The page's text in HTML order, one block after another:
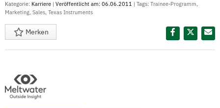
Kategorie: Karriere | Veröffentlicht am: 06.06.2011 | Tags: Trainee-Programm,
Marketing, Sales, Texas Instruments
Merken